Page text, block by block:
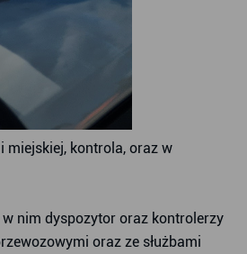
miejskiej, kontrola, oraz w
w nim dyspozytor oraz kontrolerzy
oraz ze służbami